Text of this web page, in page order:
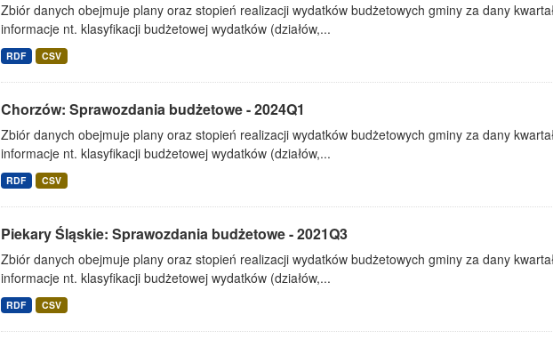
Zbiór danych obejmuje plany oraz stopień realizacji wydatków budżetowych gminy za dany
informacje nt. klasyfikacji budżetowej wydatków (działów,...
RDF CSV
Chorzów: Sprawozdania budżetowe - 2024Q1
Zbiór danych obejmuje plany oraz stopień realizacji wydatków budżetowych gminy za dany
informacje nt. klasyfikacji budżetowej wydatków (działów,...
RDF CSV
Piekary Śląskie: Sprawozdania budżetowe - 2021Q3
Zbiór danych obejmuje plany oraz stopień realizacji wydatków budżetowych gminy za dany
informacje nt. klasyfikacji budżetowej wydatków (działów,...
RDF CSV